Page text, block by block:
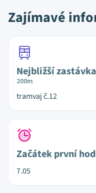
Zajímavé
Nejbližší
200m
tramvaj č.12
Začátek první
7.05